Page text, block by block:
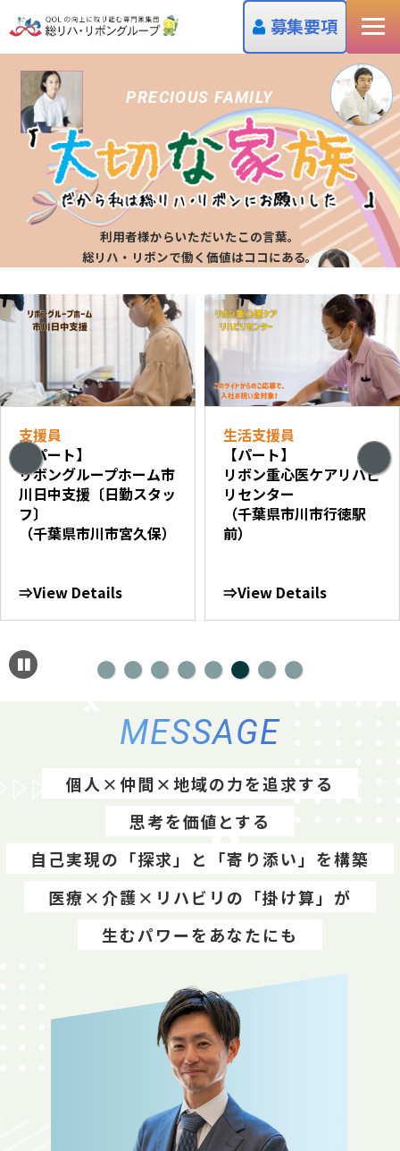
募集要項
PRECIOUS FAMILY
利用者様からいただいたこの言葉。
総リハ・リボンで働く価値はココにある。
支援員
【パート】
リボングループホーム市
川日中支援〔日勤スタッ
フ〕
（千葉県市川市宮久保）
⇒View Details
生活支援員
【パート】
リボン重心医ケアリハビ
リセンター
（千葉県市川市行徳駅
前）
⇒View Details
MESSAGE
個人×仲間×地域の力を追求する
思考を価値とする
自己実現の「探求」と「寄り添い」を構築
医療×介護×リハビリの「掛け算」が
生むパワーをあなたにも